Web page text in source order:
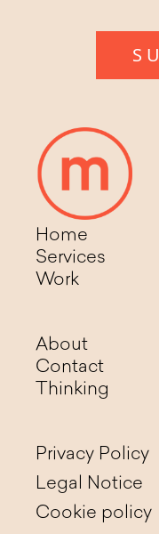
Home
Services
Work
About
Contact
Thinking
Privacy Policy
Legal Notice
Cookie policy